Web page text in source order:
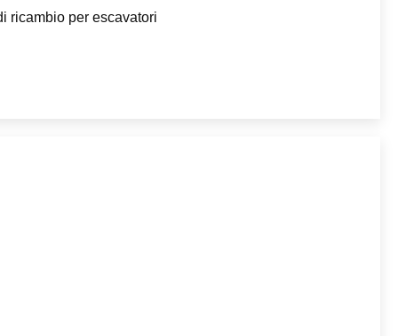
ricambio per escavatori